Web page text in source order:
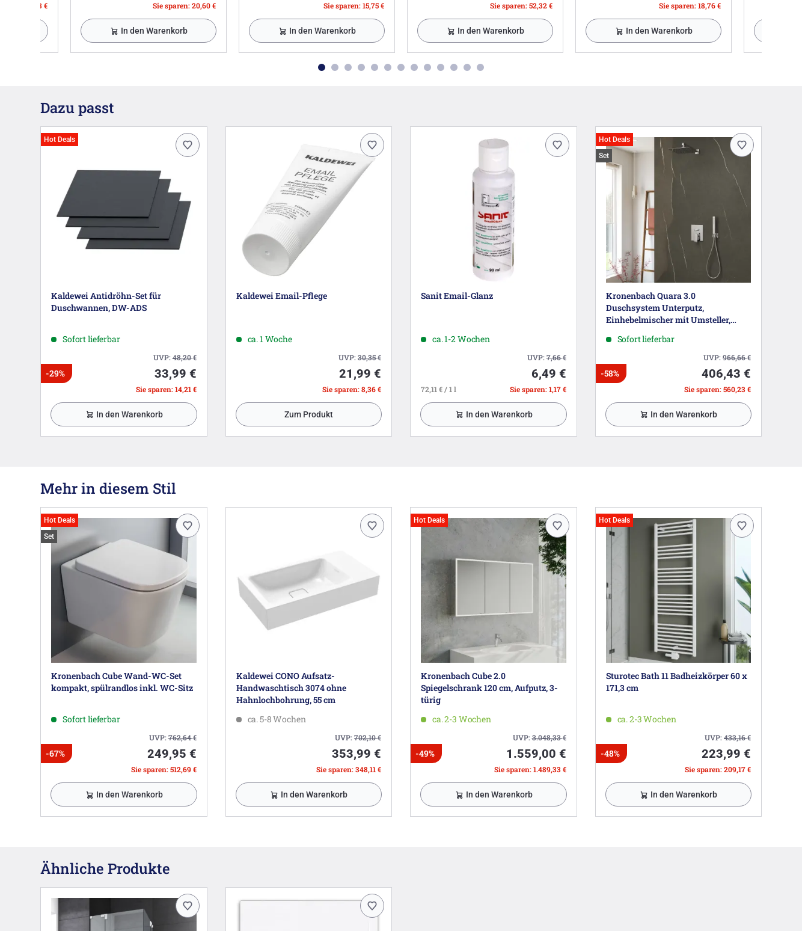
4,53 € Sie sparen: 20,60 €
In den Warenkorb
Sie sparen: 15,75 €
In den Warenkorb
Sie sparen: 52,32 €
In den Warenkorb
Sie sparen: 18,76 €
In den Warenkorb
Dazu passt
Hot Deals
Kaldewei Antidröhn-Set für
Duschwannen, DW-ADS
Sofort lieferbar
UVP:48,20€
-29% 33,99 €
Sie sparen: 14,21 €
In den Warenkorb
Kaldewei Email-Pflege
ca. 1 Woche
UVP:30,35€
21,99 €
Sie sparen: 8,36 €
Zum Produkt
Sanit Email-Glanz
ca. 1-2 Wochen
UVP:7,66€
6,49 €
72,11 € / 1 l Sie sparen: 1,17 €
In den Warenkorb
Hot Deals
Set
Kronenbach Quara 3.0
Duschsystem Unterputz,
Einhebelmischer mit Umsteller,
Sofort lieferbar
UVP:966,66€
-58% 406,43 €
Sie sparen: 560,23 €
In den Warenkorb
Mehr in diesem Stil
Hot Deals
Set
Kronenbach Cube Wand-WC-Set
kompakt, spülrandlos inkl. WC-Sitz
Sofort lieferbar
UVP:762,64€
-67% 249,95 €
Sie sparen: 512,69 €
In den Warenkorb
Kaldewei CONO Aufsatz-
Handwaschtisch 3074 ohne
Hahnlochbohrung, 55 cm
ca. 5-8 Wochen
UVP:702,10€
353,99 €
Sie sparen: 348,11 €
In den Warenkorb
Hot Deals
Kronenbach Cube 2.0
Spiegelschrank 120 cm, Aufputz, 3-
türig
ca. 2-3 Wochen
UVP:3.048,33€
-49% 1.559,00 €
Sie sparen: 1.489,33 €
In den Warenkorb
Hot Deals
Sturotec Bath 11 Badheizkörper 60 x
171,3 cm
ca. 2-3 Wochen
UVP:433,16€
-48% 223,99 €
Sie sparen: 209,17 €
In den Warenkorb
Ähnliche Produkte